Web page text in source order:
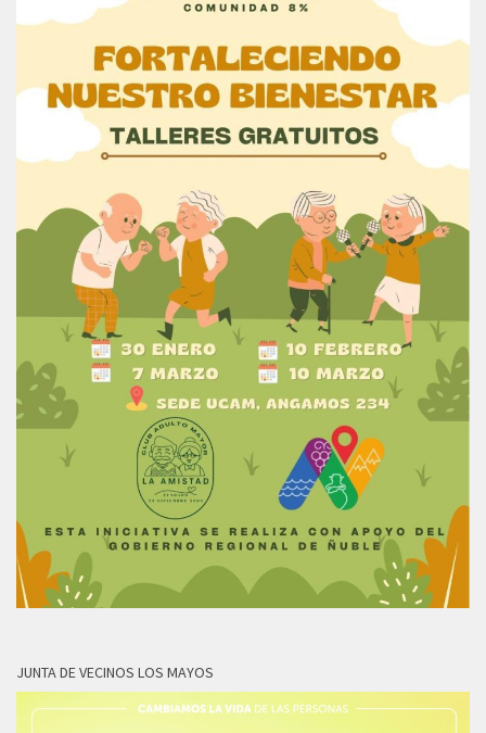
JUNTA DE VECINOS LOS MAYOS